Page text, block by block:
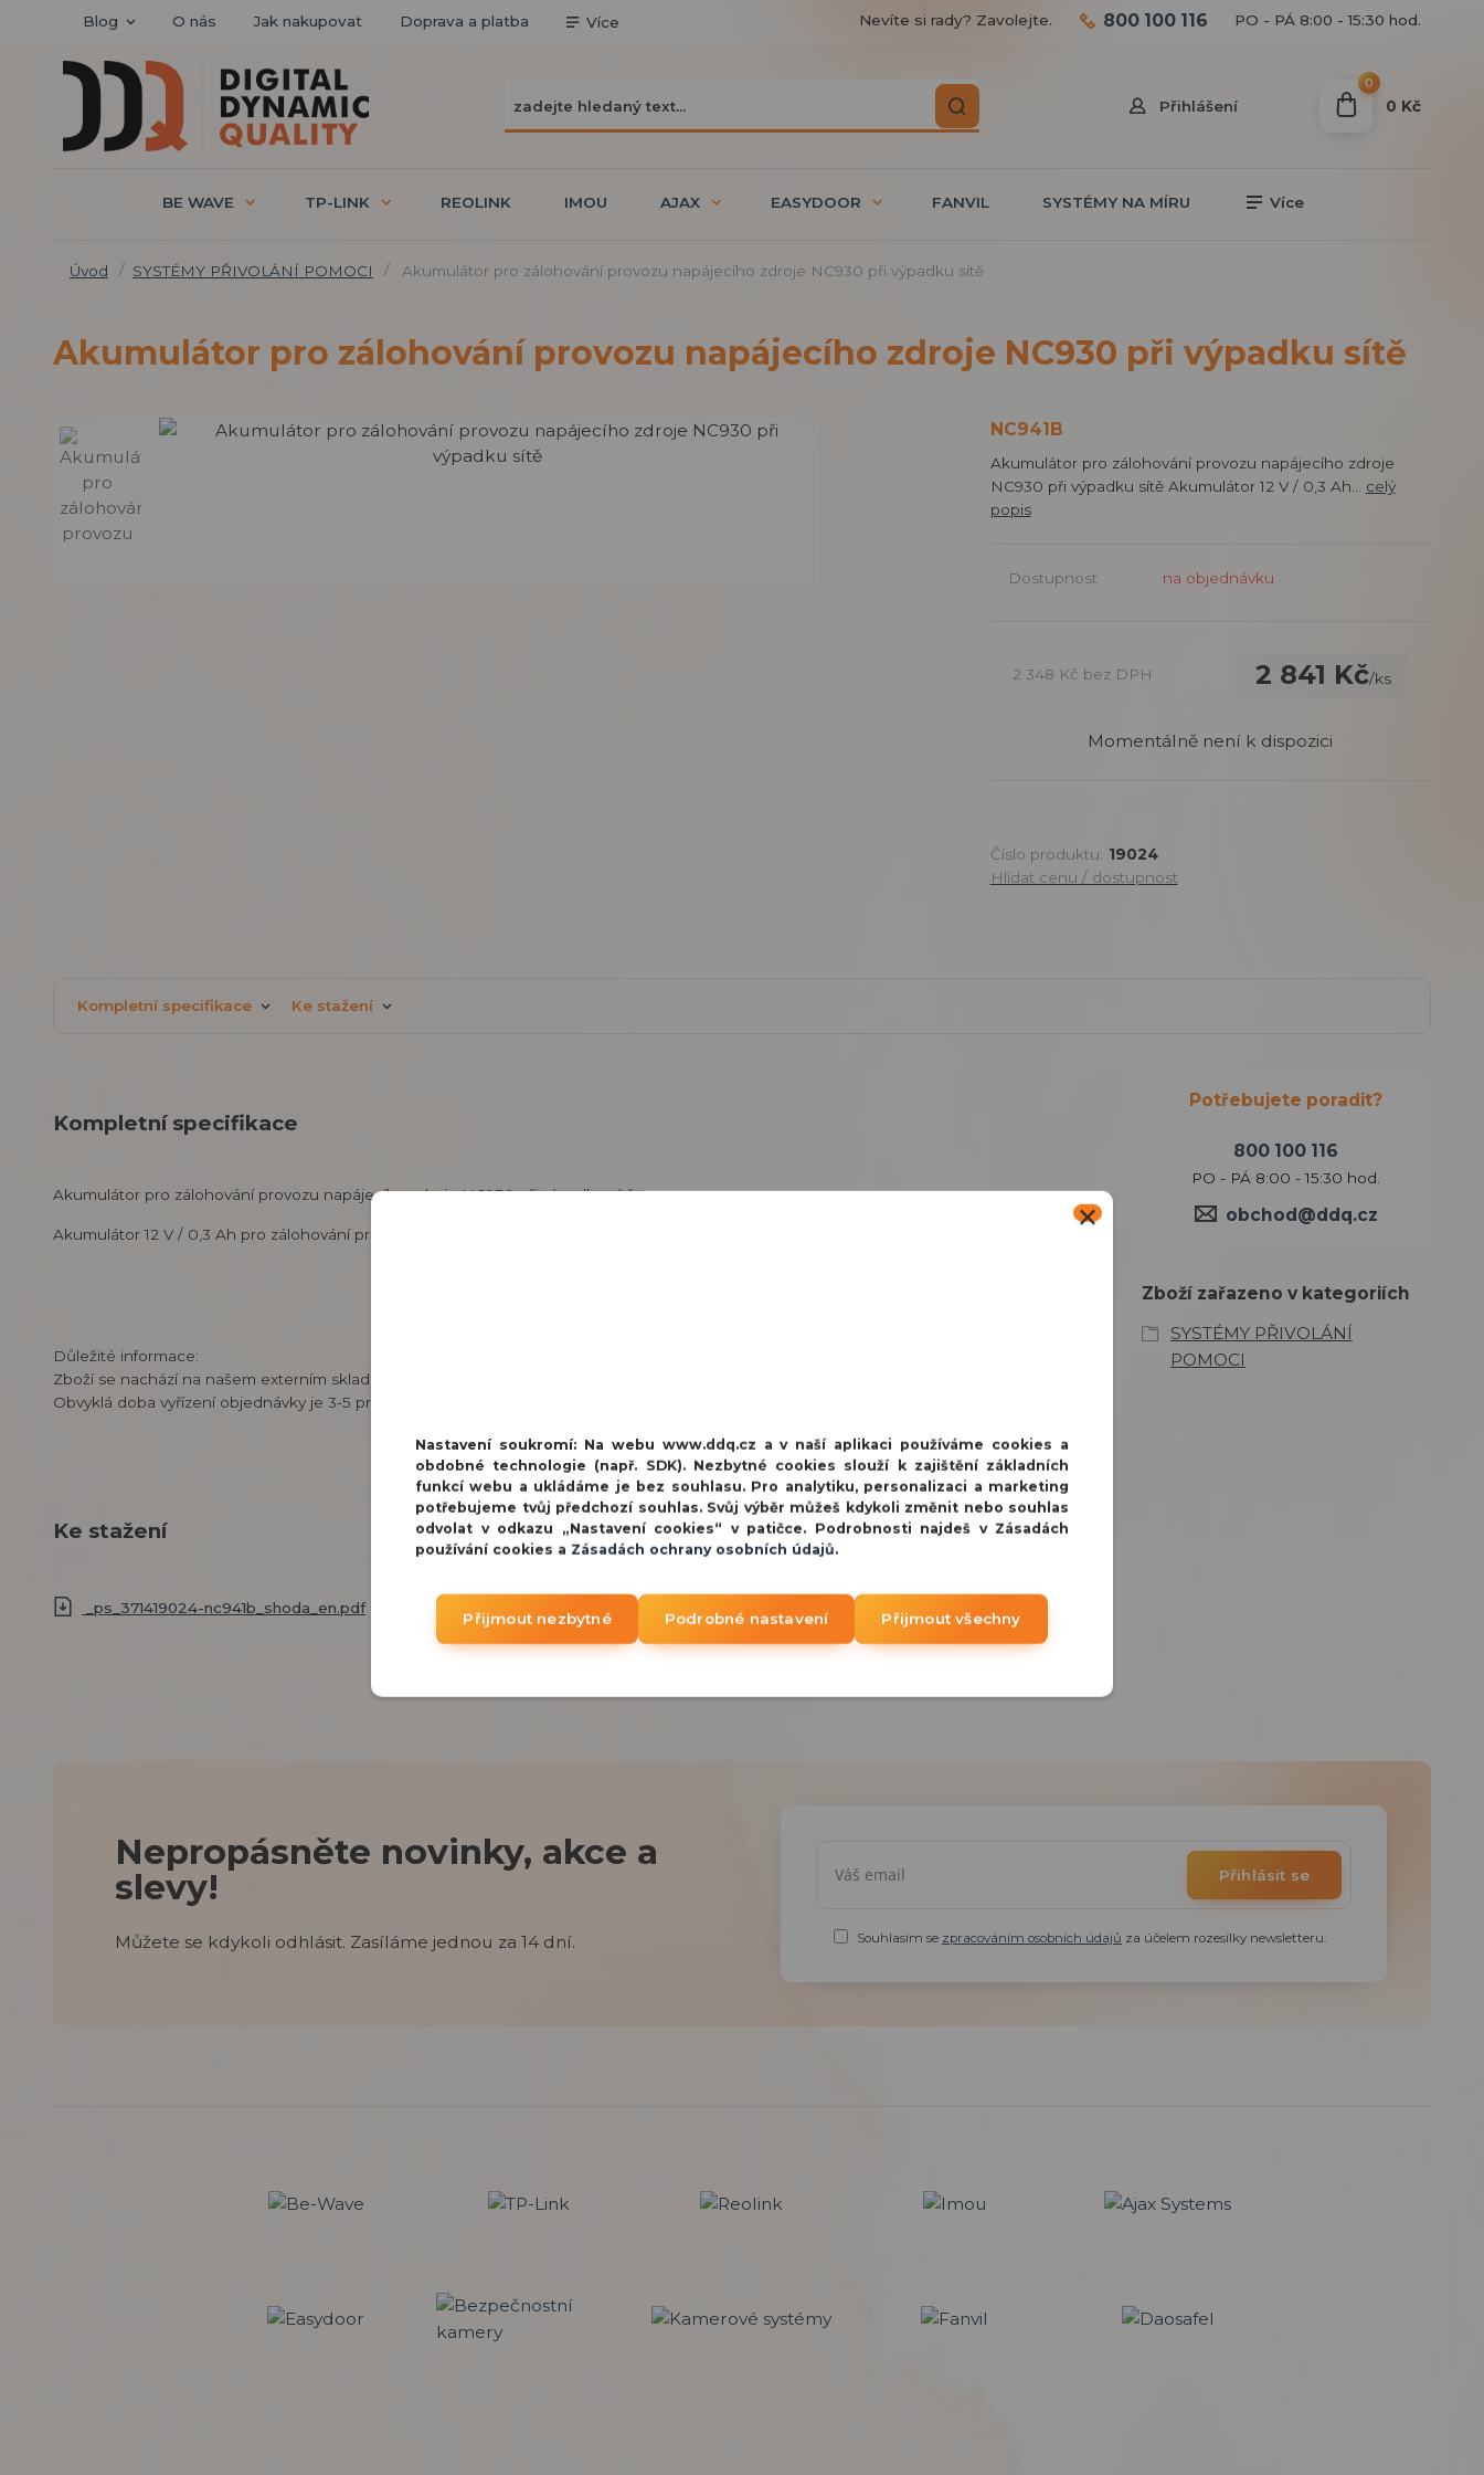
Blog O nás Jak nakupovat Doprava a platba Více
Přihlášení
Nevíte si rady? Zavolejte. 800 100 116 PO - PÁ 8:00 - 15:30 hod.
0
0 Kč
BE WAVE TP-LINK REOLINK IMOU AJAX EASYDOOR FANVIL SYSTÉMY NA MÍRU Více
Úvod SYSTÉMY PŘIVOLÁNÍ POMOCI Akumulátor pro zálohování provozu napájecího zdroje NC930 při výpadku sítě
Akumulátor pro zálohování provozu napájecího zdroje NC930 při výpadku sítě
NC941B
Akumulátor pro zálohování provozu napájecího zdroje
NC930 při výpadku sítě Akumulátor 12 V / 0,3 Ah... celý
popis
Dostupnost na objednávku
2 841 Kč/ks
2 348 Kč bez DPH
Momentálně není k dispozici
Číslo produktu: 19024
Hlídat cenu / dostupnost
Kompletní specifikace Ke stažení
Kompletní specifikace
Akumulátor pro zálohování provozu napájecího zdroje NC930 při výpadku sítě
Akumulátor 12 V / 0,3 Ah pro zálohování provozu napájecího zdroje NC930.
Důležité informace:
Zboží se nachází na našem externím skladu v Praze.
Obvyklá doba vyřízení objednávky je 3-5 pracovních dnů.
Potřebujete poradit?
800 100 116
PO - PÁ 8:00 - 15:30 hod.
obchod@ddq.cz
Zboží zařazeno v kategoriích
SYSTÉMY PŘIVOLÁNÍ
POMOCI
Ke stažení
_ps_371419024-nc941b_shoda_en.pdf
Nepropásněte novinky, akce a
slevy!
Můžete se kdykoli odhlásit. Zasíláme jednou za 14 dní.
Přihlásit se
Souhlasím se zpracováním osobních údajů za účelem rozesílky newsletteru.
Nastavení soukromí: Na webu www.ddq.cz a v naší aplikaci používáme cookies a
obdobné technologie (např. SDK). Nezbytné cookies slouží k zajištění základních
funkcí webu a ukládáme je bez souhlasu. Pro analytiku, personalizaci a marketing
potřebujeme tvůj předchozí souhlas. Svůj výběr můžeš kdykoli změnit nebo souhlas
odvolat v odkazu „Nastavení cookies“ v patičce. Podrobnosti najdeš v Zásadách
používání cookies a Zásadách ochrany osobních údajů.
Přijmout nezbytné Podrobné nastavení Přijmout všechny